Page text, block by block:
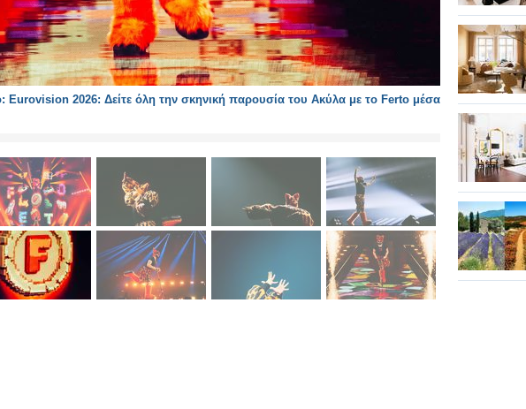
2026: Δείτε όλη την σκηνική παρουσία του Ακύλα με το Ferto μέσα